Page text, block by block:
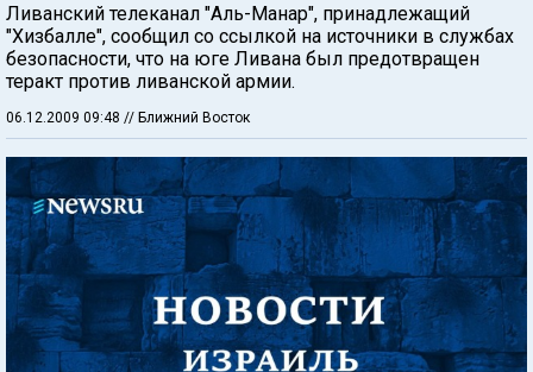
Ливанский телеканал "Аль-Манар", принадлежащий
"Хизбалле", сообщил со ссылкой на источники в службах
безопасности, что на юге Ливана был предотвращен
теракт против ливанской армии.
06.12.2009 09:48 // Ближний Восток